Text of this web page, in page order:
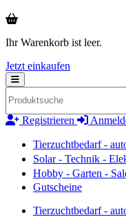
Ihr Warenkorb ist leer.
Jetzt einkaufen
Registrieren
Tierzuchtbedarf -
Solar - Technik -
Hobby - Garten -
Gutscheine
Tierzuchtbedarf -